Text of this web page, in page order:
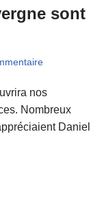
sont
nos
Nombreux
Daniel